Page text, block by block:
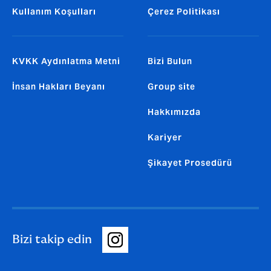
Kullanım Koşulları Çerez Politikası
KVKK Aydınlatma Metni
İnsan Hakları Beyanı
Bizi Bulun
Group site
Hakkımızda
Kariyer
Şikayet Prosedürü
Bizi takip edin